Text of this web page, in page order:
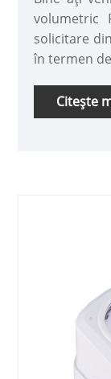
volumetric
solicitare
în termen
Citeşte